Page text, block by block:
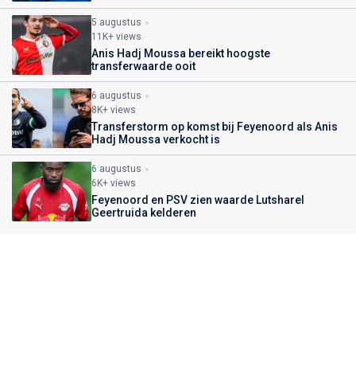
5 augustus
11K+ views
Anis Hadj Moussa bereikt hoogste
transferwaarde ooit
6 augustus
8K+ views
Transferstorm op komst bij Feyenoord als Anis
Hadj Moussa verkocht is
6 augustus
6K+ views
Feyenoord en PSV zien waarde Lutsharel
Geertruida kelderen